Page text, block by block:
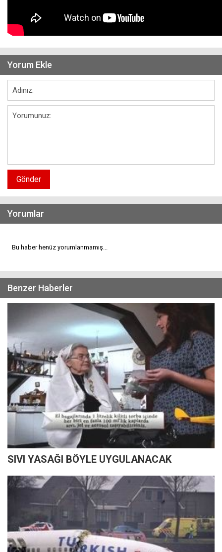
Yorum Ekle
Gönder
Yorumlar
Bu haber henüz yorumlanmamış...
Benzer Haberler
SIVI YASAĞI BÖYLE UYGULANACAK